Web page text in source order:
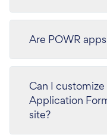
Are POWR
Can I
Application
site?